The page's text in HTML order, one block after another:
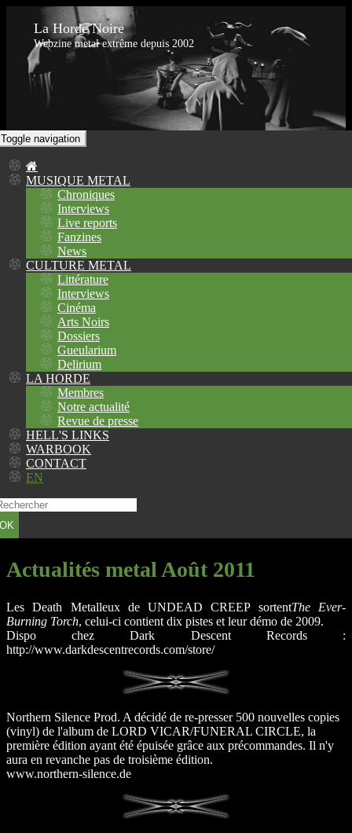
La Horde Noire
Webzine metal extrême depuis 2002
Toggle navigation
MUSIQUE METAL
Chroniques
Interviews
Live reports
Fanzines
News
CULTURE METAL
Littérature
Interviews
Cinéma
Arts Noirs
Dossiers
Gueularium
Delirium
LA HORDE
Membres
Notre actualité
Revue de presse
HELL'S LINKS
WARBOOK
CONTACT
EN
OK
Actualités metal Août 2011
Les Death Metalleux de UNDEAD CREEP sortentThe Ever-
Burning Torch, celui-ci contient dix pistes et leur démo de 2009.
Dispo chez Dark Descent Records :
http://www.darkdescentrecords.com/store/
Northern Silence Prod. A décidé de re-presser 500 nouvelles copies
(vinyl) de l'album de LORD VICAR/FUNERAL CIRCLE, la
première édition ayant été épuisée grâce aux précommandes. Il n'y
aura en revanche pas de troisième édition.
www.northern-silence.de